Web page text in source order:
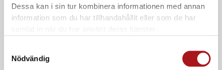
Dessa kan i sin tur kombinera informationen med annan
information som du har tillhandahållit eller som de har
Nödvändig
Ord. pris:4.118,75krink. moms